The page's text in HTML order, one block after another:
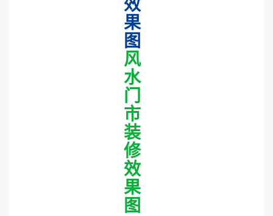
效
果
图
风
水
门
市
装
修
效
果
图